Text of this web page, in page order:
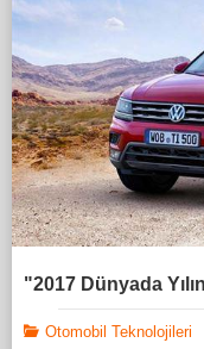
"2017 Dünyada
Otomobil Teknolojileri